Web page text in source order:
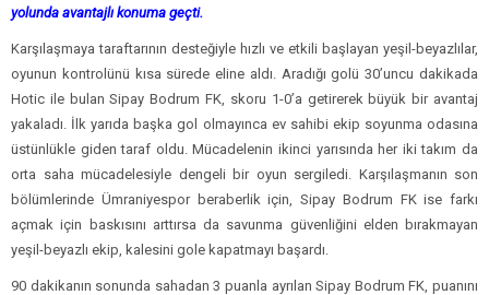
yolunda avantajlı konuma geçti.
Karşılaşmaya taraftarının desteğiyle hızlı ve etkili başlayan yeşil-beyazlılar,
oyunun kontrolünü kısa sürede eline aldı. Aradığı golü 30’uncu dakikada
Hotic ile bulan Sipay Bodrum FK, skoru 1-0’a getirerek büyük bir avantaj
yakaladı. İlk yarıda başka gol olmayınca ev sahibi ekip soyunma odasına
üstünlükle giden taraf oldu. Mücadelenin ikinci yarısında her iki takım da
orta saha mücadelesiyle dengeli bir oyun sergiledi. Karşılaşmanın son
bölümlerinde Ümraniyespor beraberlik için, Sipay Bodrum FK ise farkı
açmak için baskısını arttırsa da savunma güvenliğini elden bırakmayan
yeşil-beyazlı ekip, kalesini gole kapatmayı başardı.
90 dakikanın sonunda sahadan 3 puanla ayrılan Sipay Bodrum FK, puanını